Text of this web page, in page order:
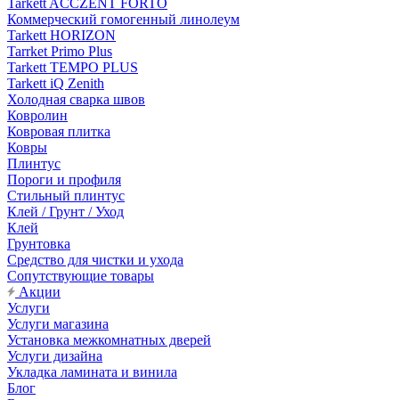
Tarkett ACCZENT FORTO
Коммерческий гомогенный линолеум
Tarkett HORIZON
Tarrket Primo Plus
Tarkett TEMPO PLUS
Tarkett iQ Zenith
Холодная сварка швов
Ковролин
Ковровая плитка
Ковры
Плинтус
Пороги и профиля
Стильный плинтус
Клей / Грунт / Уход
Клей
Грунтовка
Средство для чистки и ухода
Сопутствующие товары
Акции
Услуги
Услуги магазина
Установка межкомнатных дверей
Услуги дизайна
Укладка ламината и винила
Блог